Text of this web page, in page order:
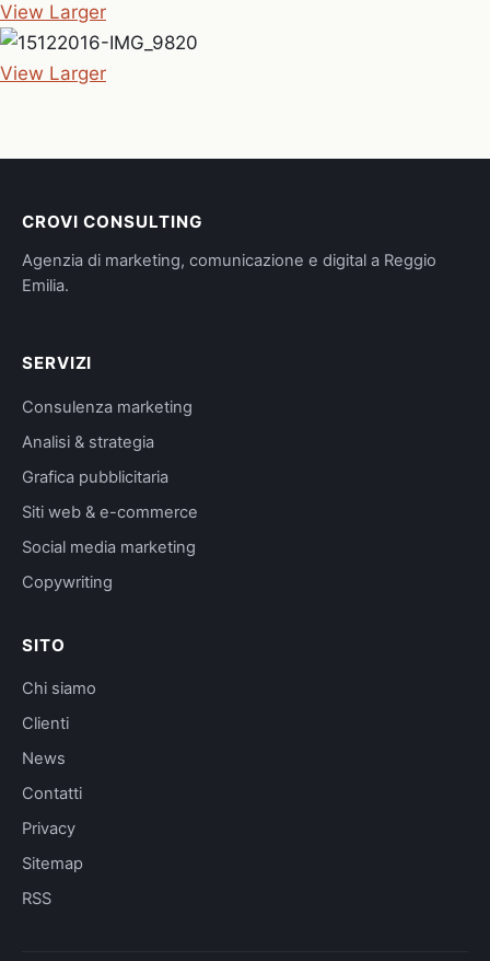
View Larger
View Larger
CROVI CONSULTING
Agenzia di marketing, comunicazione e digital a Reggio
Emilia.
SERVIZI
Consulenza marketing
Analisi & strategia
Grafica pubblicitaria
Siti web & e-commerce
Social media marketing
Copywriting
SITO
Chi siamo
Clienti
News
Contatti
Privacy
Sitemap
RSS